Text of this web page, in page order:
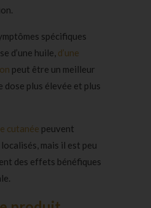
spécifiques
d’une huile, d’une
peut être un meilleur
dose plus élevée et plus
cutanée peuvent
mais il est peu
des effets bénéfiques